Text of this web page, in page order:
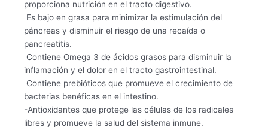
proporciona nutrición en el tracto digestivo.
 Es bajo en grasa para minimizar la estimulación del
páncreas y disminuir el riesgo de una recaída o
pancreatitis.
 Contiene Omega 3 de ácidos grasos para disminuir la
inflamación y el dolor en el tracto gastrointestinal.
 Contiene prebióticos que promueve el crecimiento de
bacterias benéficas en el intestino.
-Antioxidantes que protege las células de los radicales
libres y promueve la salud del sistema inmune.